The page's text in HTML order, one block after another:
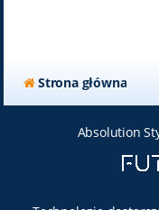
Strona główna
Absolution